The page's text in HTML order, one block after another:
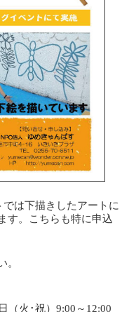
は下描きしたアートに
す。こちらも特に申込
。
（火･祝）9:00～12:00